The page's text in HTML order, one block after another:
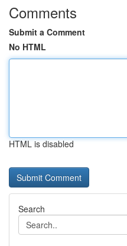
Comments
Submit a Comment
No HTML
HTML is disabled
Search